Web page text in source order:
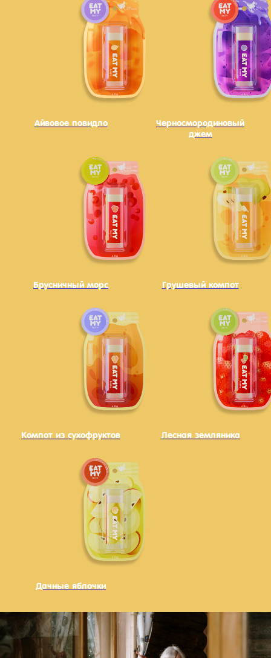
Айвовое повидло
Черносмородиновый
джем
Брусничный морс Грушевый компот
Компот из сухофруктов Лесная земляника
Дачные яблочки